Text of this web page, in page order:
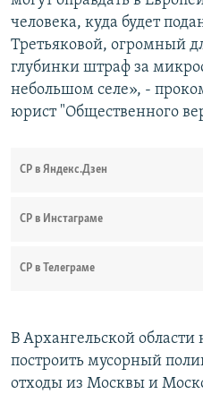
человека, куда будет
Третьяковой, огромный
глубинки штраф за
небольшом селе», -
юрист "Общественного
СР в Яндекс.Дзен
CР в Инстаграме
СР в Телеграме
В Архангельской
построить мусорный
отходы из Москвы и